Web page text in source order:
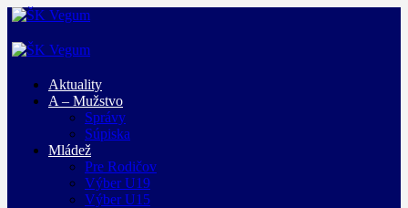
Aktuality
A – Mužstvo
Správy
Súpiska
Mládež
Pre Rodičov
Výber U19
Výber U15